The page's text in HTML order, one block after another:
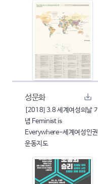
성문화
[2018] 3.8 세계여성의날 기
념 Feminist is
Everywhere-세계여성인권
운동지도